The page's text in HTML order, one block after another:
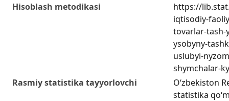
Hisoblash metodikasi
https://
iqtisodiy-
tovarlar-tash-
ysobyny-
uslubyi-
shymchalar-
Rasmiy statistika tayyorlovchi
O‘zbekiston
statistika